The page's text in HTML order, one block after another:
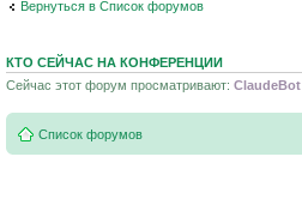
Вернуться в Список форумов
КТО СЕЙЧАС НА КОНФЕРЕНЦИИ
Сейчас этот форум просматривают: ClaudeBot
Список форумов